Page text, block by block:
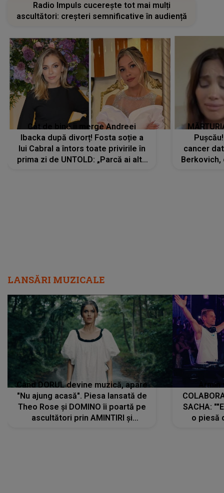
Radio Impuls cucerește tot mai mulți
ascultători: creșteri semnificative în audiență
Cât de bine îi merge Andreei
Ibacka după divorț! Fosta soție a
lui Cabral a întors toate privirile în
prima zi de UNTOLD: „Parcă ai altă
cancer
Berkovich,
LANSĂRI MUZICALE
Când DORUL devine muzică, apare
"Nu ajung acasă". Piesa lansată de
Theo Rose și DOMINO îi poartă pe
ascultători prin AMINTIRI și
SACHA:
o piesă